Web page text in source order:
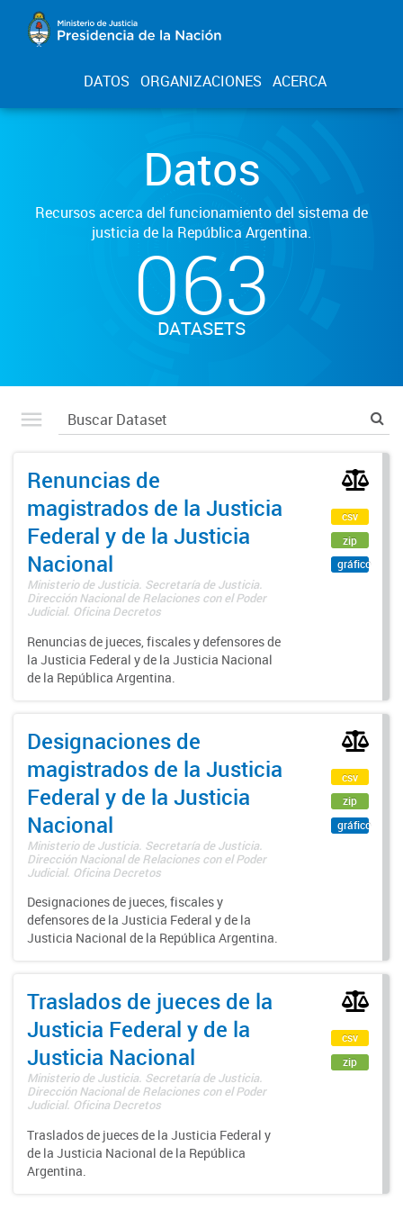
DATOS ORGANIZACIONES ACERCA
Datos
Recursos acerca del funcionamiento del sistema de
justicia de la República Argentina.
063
DATASETS
Renuncias de
magistrados de la Justicia
Federal y de la Justicia
Nacional
Ministerio de Justicia. Secretaría de Justicia.
Dirección Nacional de Relaciones con el Poder
Judicial. Oficina Decretos
Renuncias de jueces, fiscales y defensores de
la Justicia Federal y de la Justicia Nacional
de la República Argentina.
csv
zip
gráfico
Designaciones de
magistrados de la Justicia
Federal y de la Justicia
Nacional
Ministerio de Justicia. Secretaría de Justicia.
Dirección Nacional de Relaciones con el Poder
Judicial. Oficina Decretos
Designaciones de jueces, fiscales y
defensores de la Justicia Federal y de la
Justicia Nacional de la República Argentina.
csv
zip
gráfico
Traslados de jueces de la
Justicia Federal y de la
Justicia Nacional
Ministerio de Justicia. Secretaría de Justicia.
Dirección Nacional de Relaciones con el Poder
Judicial. Oficina Decretos
Traslados de jueces de la Justicia Federal y
de la Justicia Nacional de la República
Argentina.
csv
zip